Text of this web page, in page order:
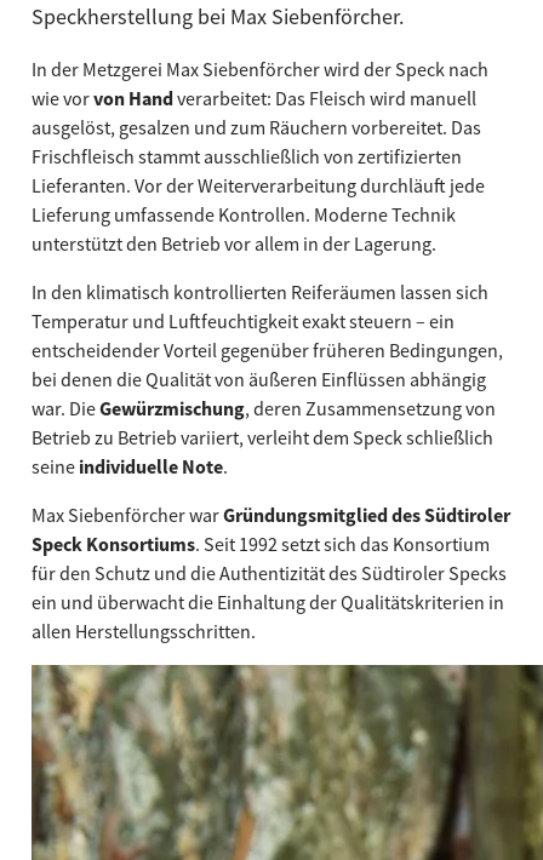
Speckherstellung bei Max Siebenförcher.
In der Metzgerei Max Siebenförcher wird der Speck nach
wie vorvon Handverarbeitet: Das Fleisch wird manuell
ausgelöst, gesalzen und zum Räuchern vorbereitet. Das
Frischfleisch stammt ausschließlich von zertifizierten
Lieferanten. Vor der Weiterverarbeitung durchläuft jede
Lieferung umfassende Kontrollen. Moderne Technik
unterstützt den Betrieb vor allem in der Lagerung.
In den klimatisch kontrollierten Reiferäumen lassen sich
Temperatur und Luftfeuchtigkeit exakt steuern – ein
entscheidender Vorteil gegenüber früheren Bedingungen,
bei denen die Qualität von äußeren Einflüssen abhängig
war. DieGewürzmischung, deren Zusammensetzung von
Betrieb zu Betrieb variiert, verleiht dem Speck schließlich
seine individuelle Note.
Max Siebenförcher warGründungsmitglied des Südtiroler
Speck Konsortiums. Seit 1992 setzt sich das Konsortium
für den Schutz und die Authentizität des Südtiroler Specks
ein und überwacht die Einhaltung der Qualitätskriterien in
allen Herstellungsschritten.